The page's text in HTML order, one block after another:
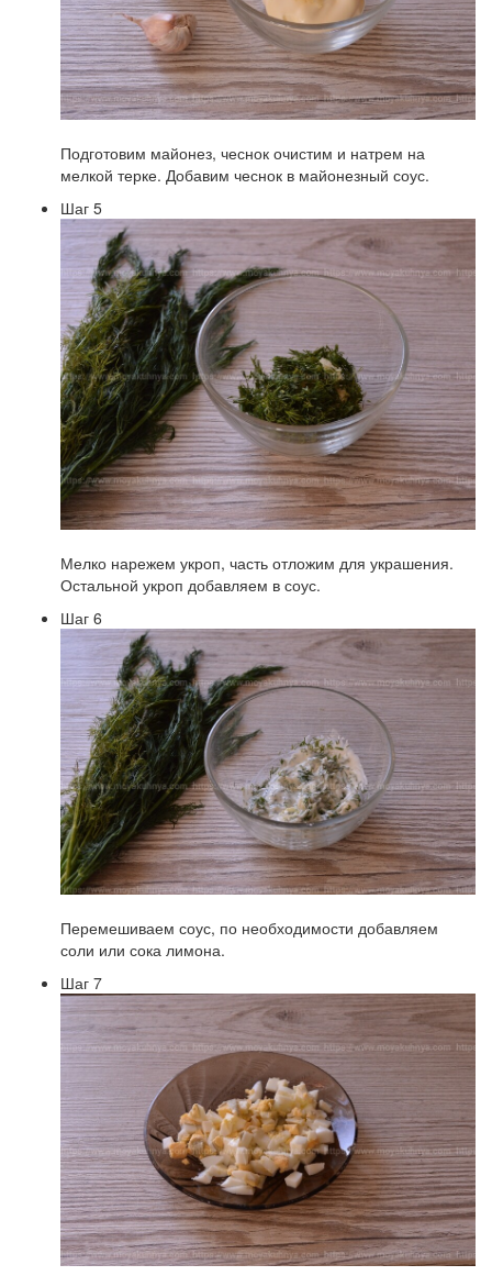
Подготовим майонез, чеснок очистим и натрем на
мелкой терке. Добавим чеснок в майонезный соус.
Шаг 5
Мелко нарежем укроп, часть отложим для украшения.
Остальной укроп добавляем в соус.
Шаг 6
Перемешиваем соус, по необходимости добавляем
соли или сока лимона.
Шаг 7